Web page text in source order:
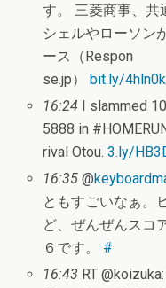
す。 三菱商事、共
シェルやローソン
ース（Respon
se.jp）bit.ly/4hln0k
16:24 I slammed
5888 in
rival Otou.3.ly/
16:35 @
ともすごいなぁ。
ど、ぜんぜんスコ
６です。 #
16:43 RT